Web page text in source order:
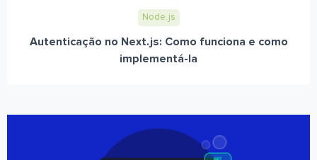
Node.js
Autenticação no Next.js: Como funciona e como
implementá-la